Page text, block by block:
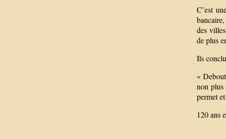
C’est
des
de plus
Ils
«
non plus
permet
120 ans